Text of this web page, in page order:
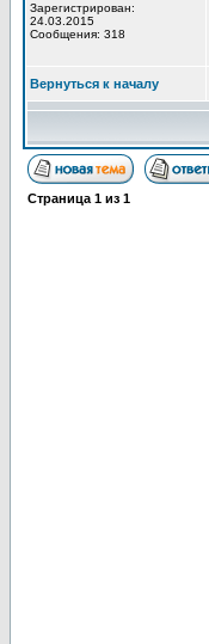
Зарегистрирован:
24.03.2015
Сообщения: 318
Вернуться к началу
Страница 1 из 1